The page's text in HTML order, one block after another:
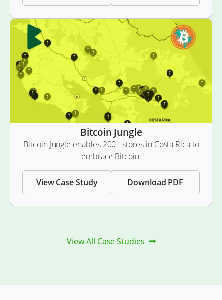
Bitcoin Jungle
Bitcoin Jungle enables 200+ stores in Costa Rica to
embrace Bitcoin.
View Case Study Download PDF
View All Case Studies